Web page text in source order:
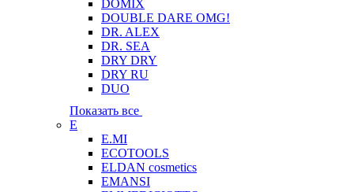
DOMIX
DOUBLE DARE OMG!
DR. ALEX
DR. SEA
DRY DRY
DRY RU
DUO
Показать все
E
E.MI
ECOTOOLS
ELDAN cosmetics
EMANSI